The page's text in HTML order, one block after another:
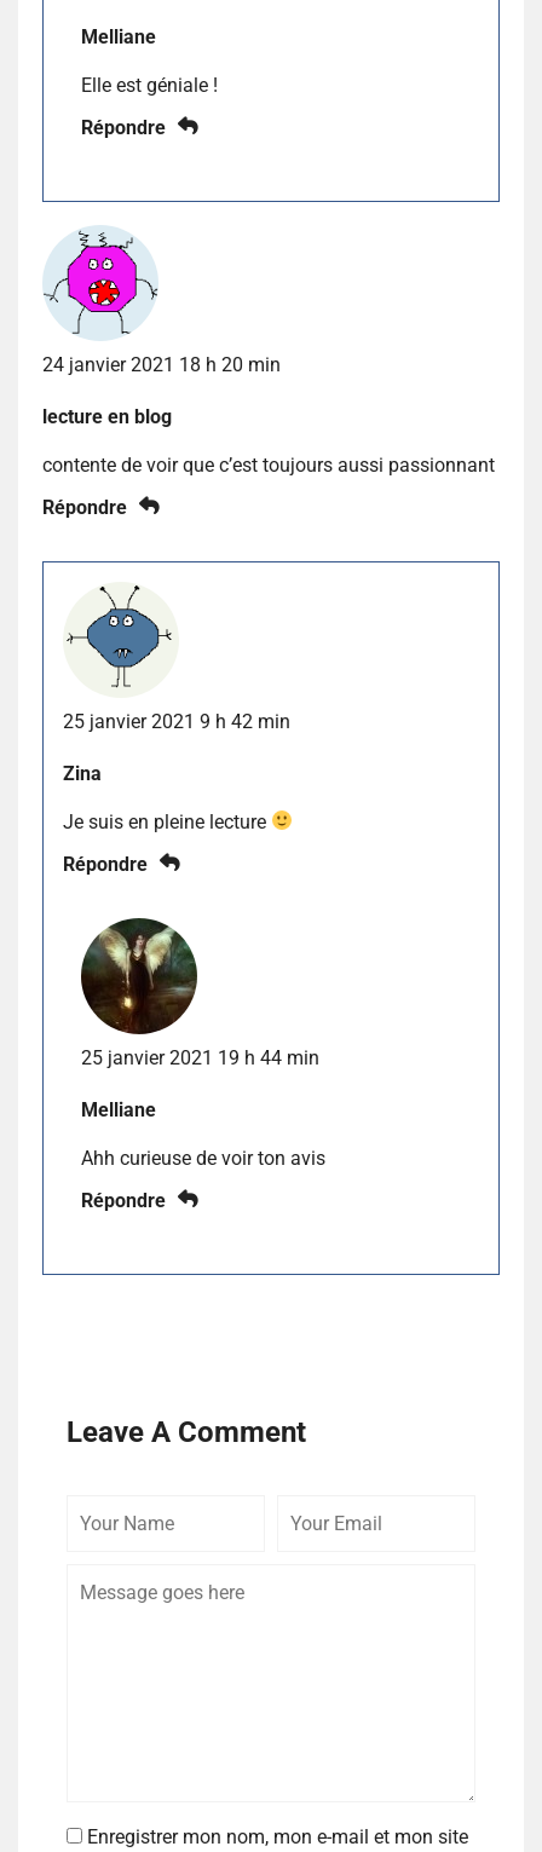
Melliane
Elle est géniale !
Répondre
24 janvier 2021 18 h 20 min
lecture en blog
contente de voir que c’est toujours aussi passionnant
Répondre
25 janvier 2021 9 h 42 min
Zina
Je suis en pleine lecture
Répondre
25 janvier 2021 19 h 44 min
Melliane
Ahh curieuse de voir ton avis
Répondre
Leave A Comment
Enregistrer mon nom, mon e-mail et mon site